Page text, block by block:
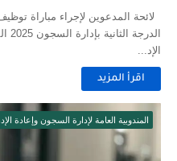
الإد...
اقرأ المزيد
المندوبية العامة لإدارة السجون وإعادة